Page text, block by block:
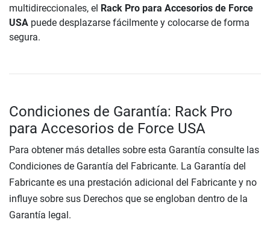
multidireccionales, el Rack Pro para Accesorios de Force
USA puede desplazarse fácilmente y colocarse de forma
segura.
Condiciones de Garantía: Rack Pro
para Accesorios de Force USA
Para obtener más detalles sobre esta Garantía consulte las
Condiciones de Garantía del Fabricante. La Garantía del
Fabricante es una prestación adicional del Fabricante y no
influye sobre sus Derechos que se engloban dentro de la
Garantía legal.